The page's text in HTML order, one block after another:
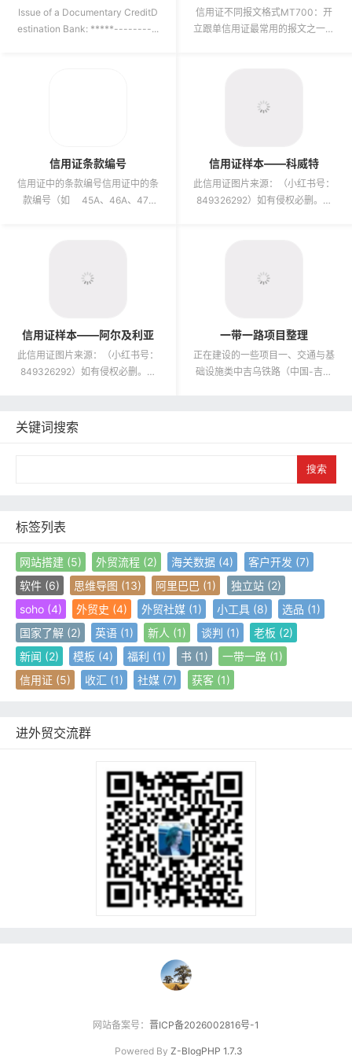
Issue of a Documentary CreditD
estination Bank: *****--------...
信用证不同报文格式MT700：开
立跟单信用证最常用的报文之一，
信用证条款编号
信用证中的条款编号信用证中的条
款编号（如 45A、46A、47A
信用证样本——科威特
此信用证图片来源：（小红书号：
849326292）如有侵权必删。非
信用证样本——阿尔及利亚
此信用证图片来源：（小红书号：
849326292）如有侵权必删。非
一带一路项目整理
正在建设的一些项目一、交通与基
础设施类中吉乌铁路（中国-吉尔
关键词搜索
标签列表
网站搭建(5) 外贸流程 (2) 海关数据 (4) 客户开发 (7)
软件(6) 思维导图 (13) 阿里巴巴 (1) 独立站(2)
soho(4) 外贸史 (4) 外贸社媒 (1) 小工具(8) 选品 (1)
国家了解(2) 英语 (1) 新人 (1) 谈判 (1) 老板 (2)
新闻 (2) 模板 (4) 福利 (1) 书(1) 一带一路(1)
信用证(5) 收汇 (1) 社媒 (7) 获客(1)
进外贸交流群
网站备案号： 晋ICP备2026002816号-1
Powered By Z-BlogPHP 1.7.3